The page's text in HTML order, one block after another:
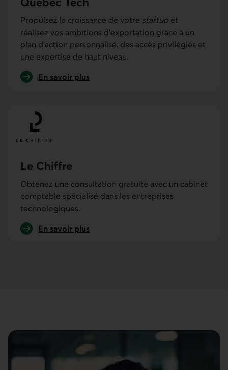
Propulsez la croissance de votre startup et
réalisez vos ambitions d’exportation grâce à un
plan d’action personnalisé, des accès privilégiés et
une expertise de haut niveau.
En savoir plus
Le Chiffre
Obtenez une consultation gratuite avec un cabinet
comptable spécialisé dans les entreprises
technologiques.
En savoir plus